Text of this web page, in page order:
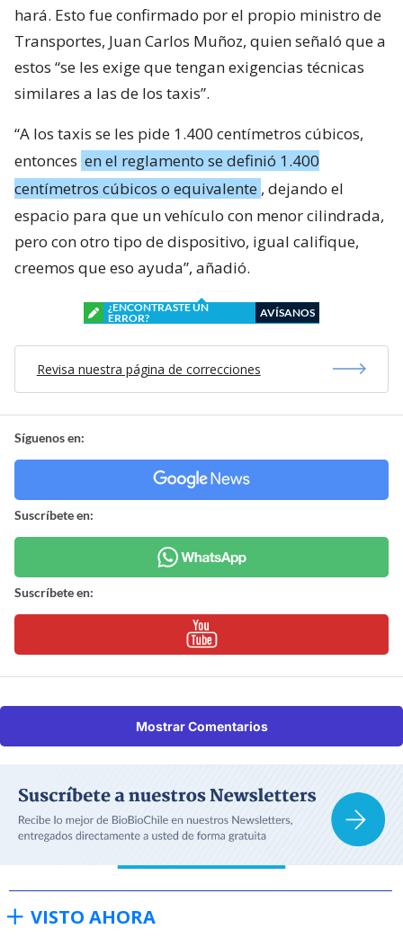
hará. Esto fue confirmado por el propio ministro de
Transportes, Juan Carlos Muñoz, quien señaló que a
estos “se les exige que tengan exigencias técnicas
similares a las de los taxis”.
“A los taxis se les pide 1.400 centímetros cúbicos,
entonces en el reglamento se definió 1.400
centímetros cúbicos o equivalente , dejando el
espacio para que un vehículo con menor cilindrada,
pero con otro tipo de dispositivo, igual califique,
creemos que eso ayuda”, añadió.
¿ENCONTRASTE UN
ERROR?
AVÍSANOS
Revisa nuestra página de correcciones
Síguenos en:
Suscríbete en:
Suscríbete en:
Mostrar Comentarios
VISTO AHORA